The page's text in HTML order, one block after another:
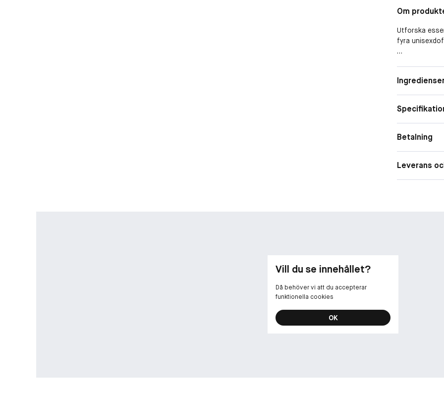
Om
Utforska
fyra
Betalning
Leverans
Vill du se innehållet?
Då behöver vi att du accepterar
funktionella cookies
OK